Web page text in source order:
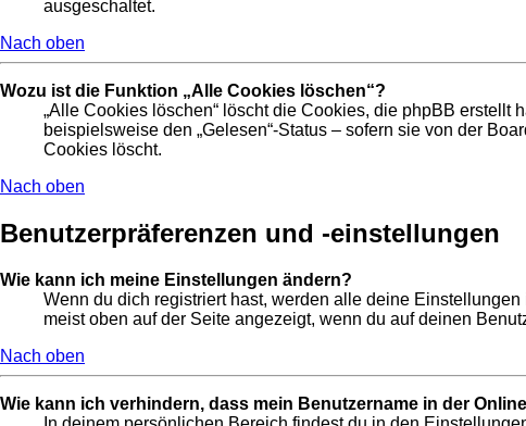
ausgeschaltet.
Nach oben
Wozu ist die Funktion „Alle Cookies löschen“?
„Alle Cookies löschen“ löscht die Cookies, die phpBB
beispielsweise den „Gelesen“-Status – sofern sie von der
Cookies löscht.
Nach oben
Benutzerpräferenzen und -einstellungen
Wie kann ich meine Einstellungen ändern?
Wenn du dich registriert hast, werden alle deine
meist oben auf der Seite angezeigt, wenn du auf deinen
Nach oben
Wie kann ich verhindern, dass mein Benutzername in der